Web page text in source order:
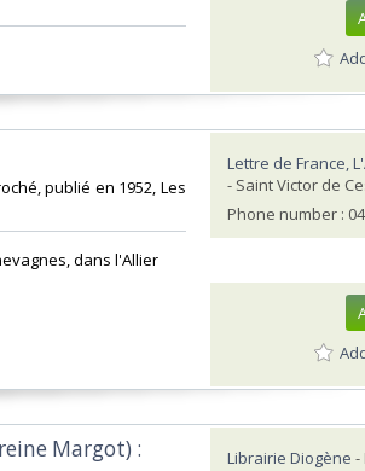
publié en 1952, Les
dans l'Allier‎
Lettre de France,
- Saint Victor de
Phone number :
Margot) :
Librairie Diogène -